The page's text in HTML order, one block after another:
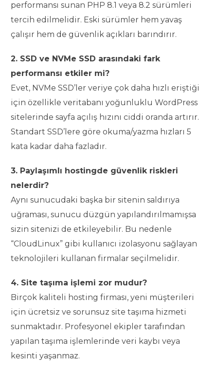
performansı sunan PHP 8.1 veya 8.2 sürümleri
tercih edilmelidir. Eski sürümler hem yavaş
çalışır hem de güvenlik açıkları barındırır.
2. SSD ve NVMe SSD arasındaki fark
performansı etkiler mi?
Evet, NVMe SSD’ler veriye çok daha hızlı eriştiği
için özellikle veritabanı yoğunluklu WordPress
sitelerinde sayfa açılış hızını ciddi oranda artırır.
Standart SSD’lere göre okuma/yazma hızları 5
kata kadar daha fazladır.
3. Paylaşımlı hostingde güvenlik riskleri
nelerdir?
Aynı sunucudaki başka bir sitenin saldırıya
uğraması, sunucu düzgün yapılandırılmamışsa
sizin sitenizi de etkileyebilir. Bu nedenle
“CloudLinux” gibi kullanıcı izolasyonu sağlayan
teknolojileri kullanan firmalar seçilmelidir.
4. Site taşıma işlemi zor mudur?
Birçok kaliteli hosting firması, yeni müşterileri
için ücretsiz ve sorunsuz site taşıma hizmeti
sunmaktadır. Profesyonel ekipler tarafından
yapılan taşıma işlemlerinde veri kaybı veya
kesinti yaşanmaz.